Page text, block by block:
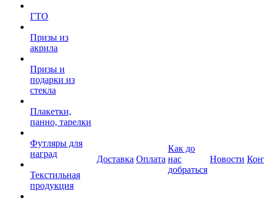
ГТО
Призы из
акрила
Призы и
подарки из
стекла
Плакетки,
панно, тарелки
Футляры для
наград
Текстильная
продукция
Доставка Оплата
Как до
нас
добраться
Новости